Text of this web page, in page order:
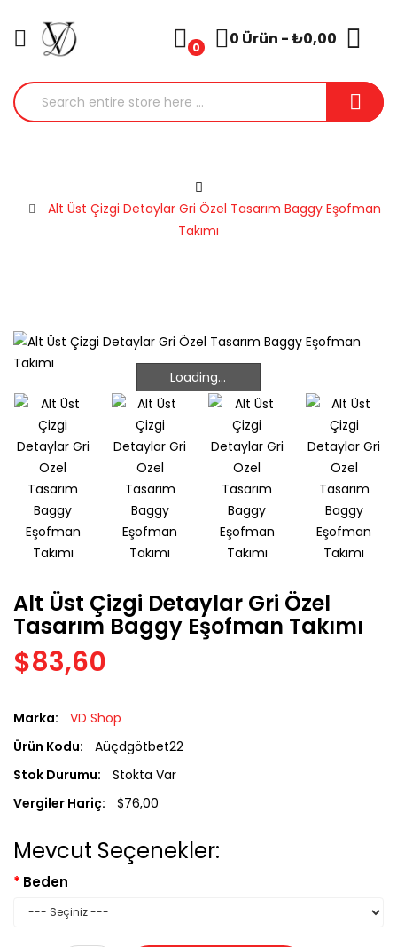
0 0 Ürün - ₺0,00
Alt Üst Çizgi Detaylar Gri Özel Tasarım Baggy Eşofman
Takımı
Loading...
Loading...
Alt Üst Çizgi Detaylar Gri Özel
Tasarım Baggy Eşofman Takımı
$83,60
Marka:
VD Shop
Ürün Kodu:
Aüçdgötbet22
Stok Durumu:
Stokta Var
Vergiler Hariç:
$76,00
Mevcut Seçenekler:
Beden